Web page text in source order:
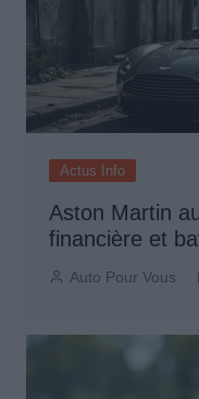
Actus Info
Aston Martin
financière et
Auto Pour Vous